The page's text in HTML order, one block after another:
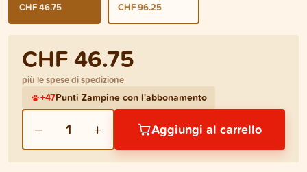
CHF 46.75 CHF 96.25
CHF 46.75
più le spese di spedizione
+47Punti Zampine con l'abbonamento
− 1 + Aggiungi al carrello